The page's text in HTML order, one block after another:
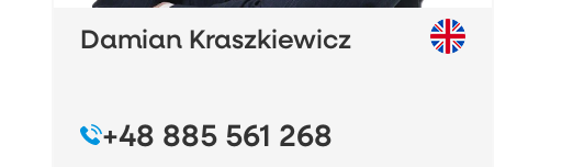
Damian Kraszkiewicz
+48 885 561 268